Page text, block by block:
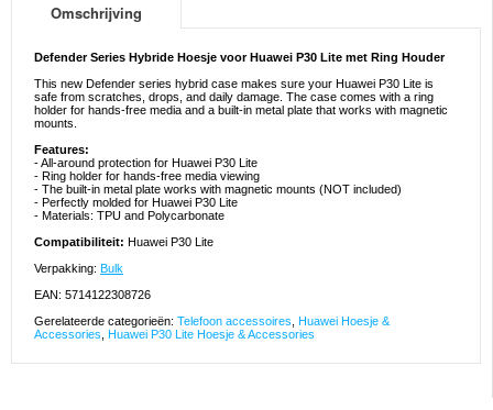
Omschrijving
Defender Series Hybride Hoesje voor Huawei P30 Lite met Ring Houder
This new Defender series hybrid case makes sure your Huawei P30 Lite is
safe from scratches, drops, and daily damage. The case comes with a ring
holder for hands-free media and a built-in metal plate that works with magnetic
mounts.
Features:
- All-around protection for Huawei P30 Lite
- Ring holder for hands-free media viewing
- The built-in metal plate works with magnetic mounts (NOT included)
- Perfectly molded for Huawei P30 Lite
- Materials: TPU and Polycarbonate
Compatibiliteit: Huawei P30 Lite
Verpakking: Bulk
EAN: 5714122308726
Gerelateerde categorieën: Telefoon accessoires
Huawei Hoesje &
Accessories
Huawei P30 Lite Hoesje & Accessories